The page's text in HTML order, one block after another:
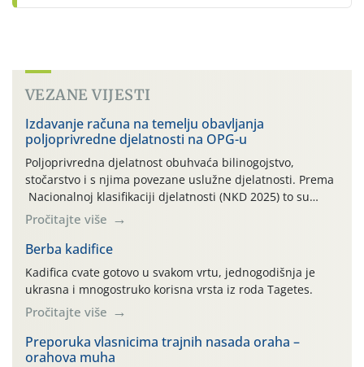
VEZANE VIJESTI
Izdavanje računa na temelju obavljanja
poljoprivredne djelatnosti na OPG-u
Poljoprivredna djelatnost obuhvaća bilinogojstvo,
stočarstvo i s njima povezane uslužne djelatnosti. Prema
Nacionalnoj klasifikaciji djelatnosti (NKD 2025) to su
skupne 01.1, 01.2, 01.3, 01.4, 01.5 i 01.6. Djelatnost
prerade poljoprivrednih proizvoda je svako djelovanje na
poljoprivredni proizvod čiji je rezultat proizvod koji
također može biti poljoprivredni proizvod poput npr.
maslinovog ulja, bučinog ulja, vino od […]
Pročitajte više
Berba kadifice
Kadifica cvate gotovo u svakom vrtu, jednogodišnja je
ukrasna i mnogostruko korisna vrsta iz roda Tagetes.
Pročitajte više
Preporuka vlasnicima trajnih nasada oraha –
orahova muha